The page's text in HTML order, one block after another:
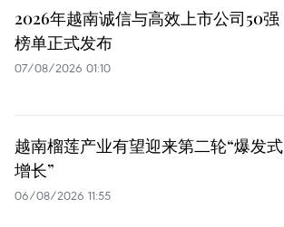
2026年越南诚信与高效上市公司50强
榜单正式发布
07/08/2026 01:10
越南榴莲产业有望迎来第二轮“爆发式
增长”
06/08/2026 11:55